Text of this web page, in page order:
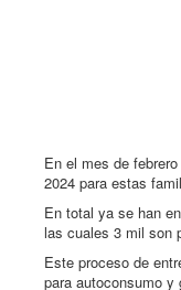
En el mes de
2024 para estas
En total ya se han
las cuales 3 mil son
Este proceso de
para autoconsumo y